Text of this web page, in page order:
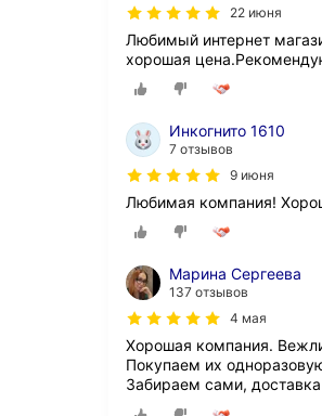
22 июня
Любимый интернет
хорошая
Инкогнито 1610
7 отзывов
9 июня
Любимая компания!
Марина Сергеева
137 отзывов
4 мая
Хорошая компания.
Покупаем их
Забираем сами, доставка